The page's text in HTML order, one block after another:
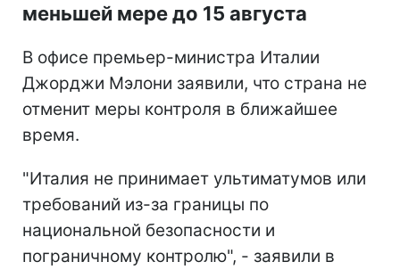
меньшей мере до 15 августа
В офисе премьер-министра Италии
Джорджи Мэлони заявили, что страна не
отменит меры контроля в ближайшее
время.
"Италия не принимает ультиматумов или
требований из-за границы по
национальной безопасности и
пограничному контролю", - заявили в